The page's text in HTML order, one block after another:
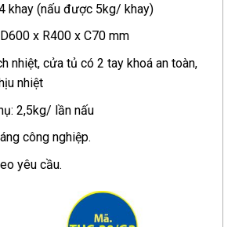
khay (nấu được 5kg/ khay)
x R400 x C70 mm
nhiệt, cửa tủ có 2 tay khoá an toàn,
nhiệt
2,5kg/ lần nấu
công nghiệp.
yêu cầu.